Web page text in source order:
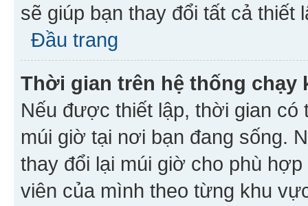
sẽ giúp bạn thay đổi tất cả thiết
Đầu trang
Thời gian trên hệ thống chạy
Nếu được thiết lập, thời gian
múi giờ tại nơi bạn đang sống.
thay đổi lại múi giờ cho phù
viên của mình theo từng khu